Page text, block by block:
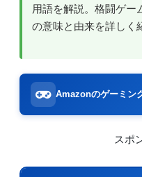
用語を解説。格闘ゲー
の意味と由来を詳しく
Amazonのゲーミン
スポ